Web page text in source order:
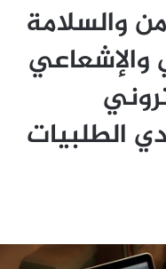
والسلامة
والإشعاعي
الطلبيات